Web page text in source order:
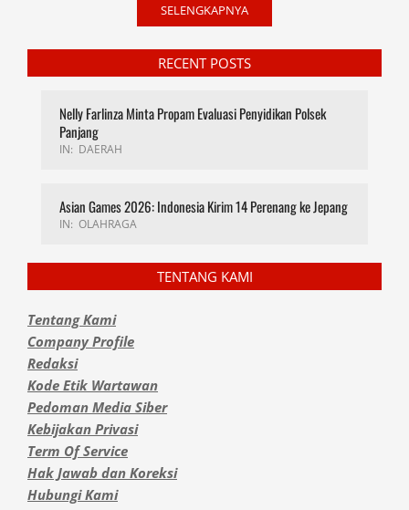
SELENGKAPNYA
RECENT POSTS
Nelly Farlinza Minta Propam Evaluasi Penyidikan Polsek
Panjang
IN: DAERAH
Asian Games 2026: Indonesia Kirim 14 Perenang ke Jepang
IN: OLAHRAGA
TENTANG KAMI
Tentang Kami
Company Profile
Redaksi
Kode Etik Wartawan
Pedoman Media Siber
Kebijakan Privasi
Term Of Service
Hak Jawab dan Koreksi
Hubungi Kami